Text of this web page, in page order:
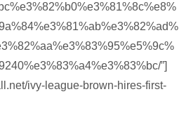
”]
ivy-league-brown-hires-first-